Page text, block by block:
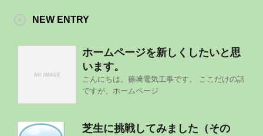
NEW ENTRY
ホームページを新しくしたいと思
います。
こんにちは。篠崎電気工事です。 ここだけの話
ですが、ホームページ
芝生に挑戦してみました（その